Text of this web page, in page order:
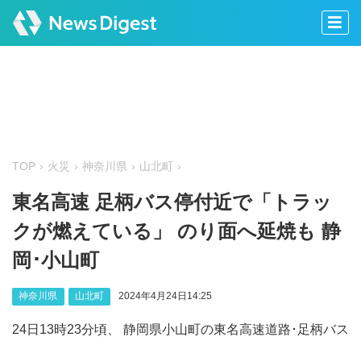
TOP 火災 神奈川県 山北町
東名高速 足柄バス停付近で「トラッ
クが燃えている」 のり面へ延焼も 静
岡･小山町
神奈川県 山北町 2024年4月24日14:25
24日13時23分頃、 静岡県小山町の東名高速道路･足柄バス